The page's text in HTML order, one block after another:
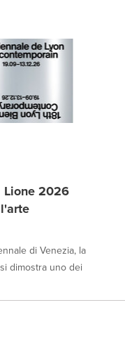
Lione 2026
di Venezia, la
dimostra uno dei